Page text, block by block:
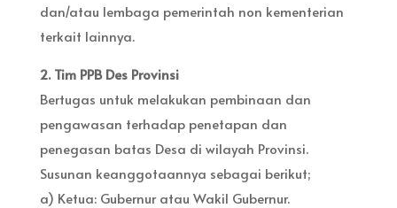
dan/atau lembaga pemerintah non kementerian
terkait lainnya.
2. Tim PPB Des Provinsi
Bertugas untuk melakukan pembinaan dan
pengawasan terhadap penetapan dan
penegasan batas Desa di wilayah Provinsi.
Susunan keanggotaannya sebagai berikut;
a) Ketua: Gubernur atau Wakil Gubernur.